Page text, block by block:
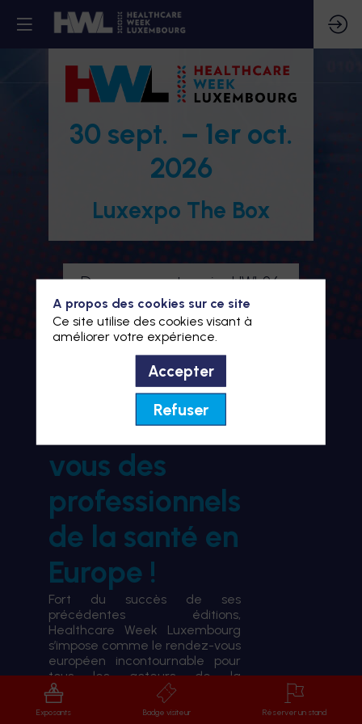
30 sept. – 1er oct.
2026
Luxexpo The Box
Devenez partenaire HWL26
Je m'inscris à HWL26
BIENVENUE À HWL26
le rendez-
vous des
professionnels
de la santé en
Europe !
Fort du succès de ses
précédentes éditions,
Healthcare Week Luxembourg
s’impose comme le rendez-vous
européen incontournable pour
tous les acteurs de la
transformation du système de
santé.
Exposants Badge visiteur Réserver un stand
A propos des cookies sur ce site
Ce site utilise des cookies visant à
améliorer votre expérience.
Accepter
Refuser